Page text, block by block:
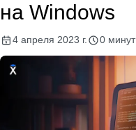
на Windows
4 апреля 2023 г. 0 минут